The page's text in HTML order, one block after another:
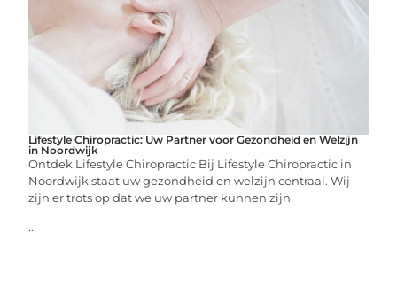
Lifestyle Chiropractic: Uw Partner voor Gezondheid en Welzijn
in Noordwijk
Ontdek Lifestyle Chiropractic Bij Lifestyle Chiropractic in
Noordwijk staat uw gezondheid en welzijn centraal. Wij
zijn er trots op dat we uw partner kunnen zijn
...